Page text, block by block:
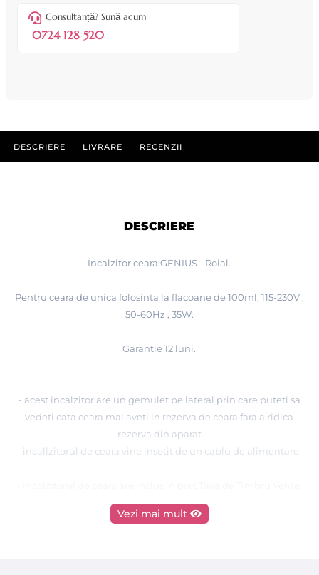
Consultanță? Sună acum
0724 128 520
DESCRIERE LIVRARE RECENZII
DESCRIERE
Incalzitor ceara GENIUS - Roial.
Pentru ceara de unica folosinta la flacoane de 100ml, 115-230V ,
50-60Hz , 35W.
Garantie 12 luni.
- acest incalzitor are un gemulet pe lateral prin care puteti sa
vedeti cata ceara mai aveti in rezerva de ceara fara a ridica
rezerva din aparat
- incallzitorul de ceara vine insotit de un cablu de alimentare.
Aceasta taxa se adauga pe factura de catre importatorii sau
producatorii echipamentelor electrice si electronice (EEE) si
Vezi mai mult